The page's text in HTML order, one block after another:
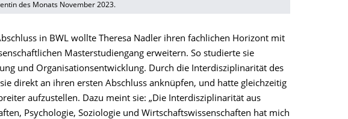
des Monats November 2023.
in BWL wollte Theresa Nadler ihren fachlichen Horizont mit
Masterstudiengang erweitern. So studierte sie
und Organisationsentwicklung. Durch die Interdisziplinarität des
direkt an ihren ersten Abschluss anknüpfen, und hatte gleichzeitig
aufzustellen. Dazu meint sie: „Die Interdisziplinarität aus
Psychologie, Soziologie und Wirtschaftswissenschaften hat mich